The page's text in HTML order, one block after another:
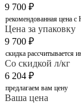
9 700 ₽
рекомендованная цена
Цена за упаковку
9 700 ₽
скидка рассчитывается
Со скидкой л/кг
6 204 ₽
предлагаем вам цену
Ваша цена